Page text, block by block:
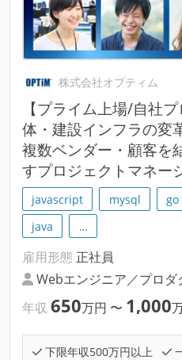
株式会社オプティム
【プライム上場/自社
体・建設インフラの変
複数ベンダー・顧客を
すプロジェクトマネー
javascript mysql go
java
…
雇用形態 正社員
Webエンジニア／プロダ
年収 650万円 〜 1,000
下限年収500万円以上